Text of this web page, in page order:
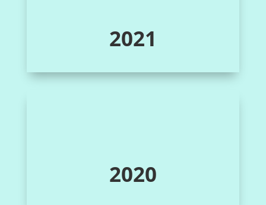
2021
2020